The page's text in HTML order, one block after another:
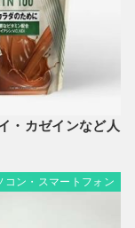
・カゼインなど人
コン・スマートフォン